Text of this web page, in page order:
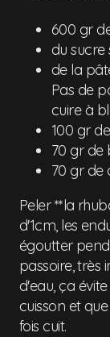
600 gr
du sucre
de la
Pas de
cuire à
100 gr
70 gr de
70 gr de
Peler **la
d'1cm, les
égoutter
passoire,
d'eau, ça
cuisson et
fois cuit.